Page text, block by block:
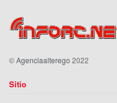
©Agenciaalterego 2022
Sitio